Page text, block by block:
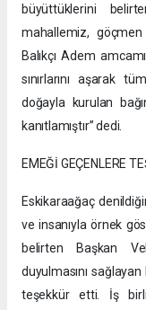
büyüttüklerini
mahallemiz, göçmen
Balıkçı Adem
sınırlarını aşarak
doğayla kurulan
kanıtlamıştır” dedi.
EMEĞİ GEÇENLERE
Eskikaraağaç
ve insanıyla örnek
belirten Başkan
duyulmasını
teşekkür etti. İş